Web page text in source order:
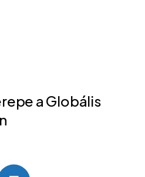
a Globális